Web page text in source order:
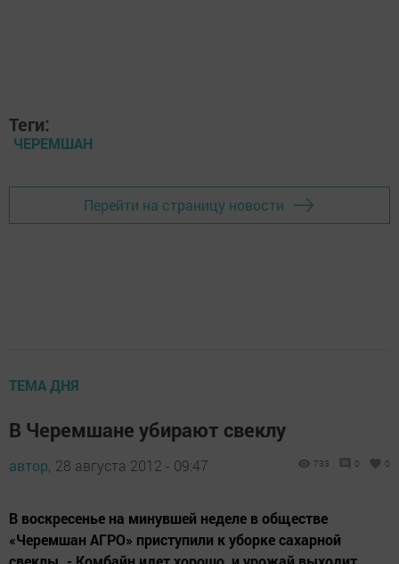
Теги:
ЧЕРЕМШАН
Перейти на страницу новости
ТЕМА ДНЯ
В Черемшане убирают свеклу
автор, 28 августа 2012 - 09:47 733 0 0
В воскресенье на минувшей неделе в обществе
«Черемшан АГРО» приступили к уборке сахарной